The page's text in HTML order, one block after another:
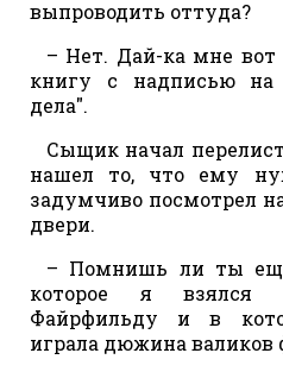
выпроводить оттуда?
– Нет. Дай-ка мне вот
книгу с надписью на
дела".
Сыщик начал
нашел то, что ему
задумчиво посмотрел
двери.
– Помнишь ли ты
которое я взялся
Файрфильду и в
играла дюжина валиков